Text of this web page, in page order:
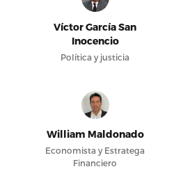
Víctor García San
Inocencio
Política y justicia
William Maldonado
Economista y Estratega
Financiero